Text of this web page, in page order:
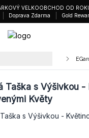
VELKOOBCHOD OD
Doprava Zdarma Gold
Taška s Výšivkou -
Květy